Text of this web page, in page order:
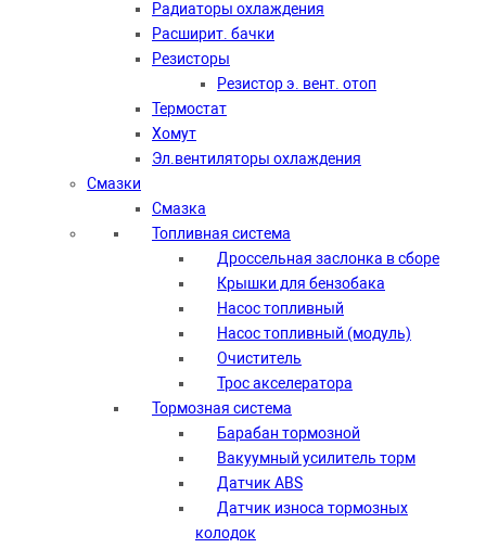
Радиаторы охлаждения
Расширит. бачки
Резисторы
Резистор э. вент. отоп
Термостат
Хомут
Эл.вентиляторы охлаждения
Смазки
Смазка
Топливная система
Дроссельная заслонка в сборе
Крышки для бензобака
Насос топливный
Насос топливный (модуль)
Очиститель
Трос акселератора
Тормозная система
Барабан тормозной
Вакуумный усилитель торм
Датчик ABS
Датчик износа тормозных
колодок